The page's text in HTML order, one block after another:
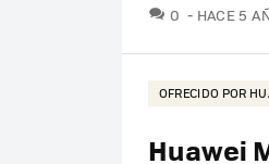
0
HACE 5
OFRECIDO POR
Huawei